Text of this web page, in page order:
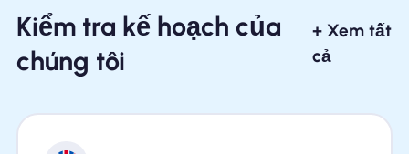
Kiểm tra kế hoạch của
chúng tôi
+ Xem tất
cả